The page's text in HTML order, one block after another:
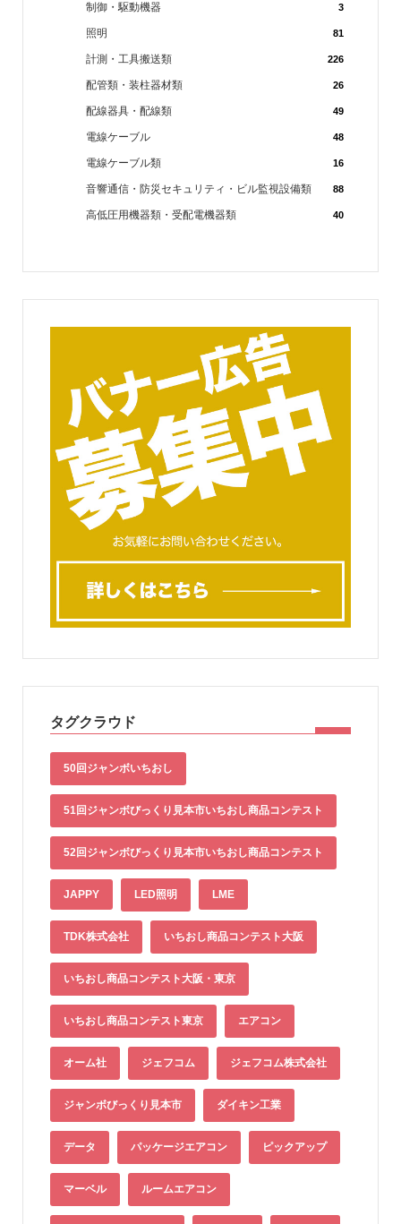
制御・駆動機器 3
照明 81
計測・工具搬送類 226
配管類・装柱器材類 26
配線器具・配線類 49
電線ケーブル 48
電線ケーブル類 16
音響通信・防災セキュリティ・ビル監視設備類 88
高低圧用機器類・受配電機器類 40
タグクラウド
50回ジャンボいちおし
51回ジャンボびっくり見本市いちおし商品コンテスト
52回ジャンボびっくり見本市いちおし商品コンテスト
JAPPY LED照明 LME
TDK株式会社 いちおし商品コンテスト大阪
いちおし商品コンテスト大阪・東京
いちおし商品コンテスト東京 エアコン
オーム社 ジェフコム ジェフコム株式会社
ジャンボびっくり見本市 ダイキン工業
データ パッケージエアコン ピックアップ
マーベル ルームエアコン